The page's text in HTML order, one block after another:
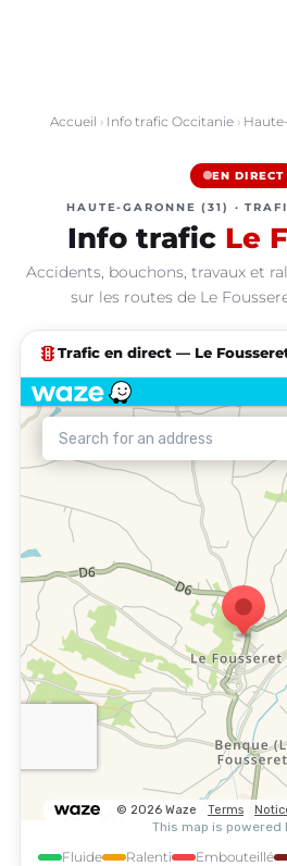
Accueil › Info trafic Occitanie ›
EN DIRECT
HAUTE-GARONNE (31) ·
Info trafic Le
Accidents, bouchons, travaux et
sur les routes de Le
traffic Trafic en direct — Le
Fluide Ralenti Embouteillé